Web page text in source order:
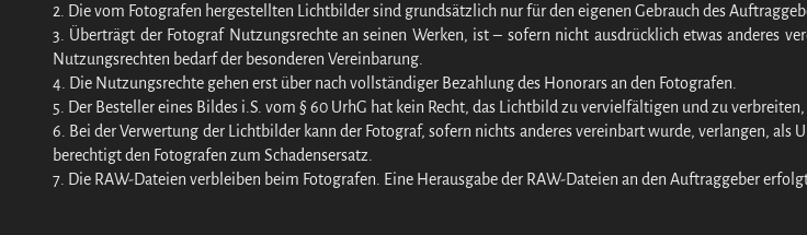
2. Die vom Fotografen hergestellten Lichtbilder sind grundsätzlich nur für den eigenen Gebrauch des
3. Überträgt der Fotograf Nutzungsrechte an seinen Werken, ist – sofern nicht ausdrücklich etwas anderes
Nutzungsrechten bedarf der besonderen Vereinbarung.
4. Die Nutzungsrechte gehen erst über nach vollständiger Bezahlung des Honorars an den Fotografen.
5. Der Besteller eines Bildes i.S. vom § 60 UrhG hat kein Recht, das Lichtbild zu vervielfältigen und zu
6. Bei der Verwertung der Lichtbilder kann der Fotograf, sofern nichts anderes vereinbart wurde, verlangen,
berechtigt den Fotografen zum Schadensersatz.
7. Die RAW-Dateien verbleiben beim Fotografen. Eine Herausgabe der RAW-Dateien an den Auftraggeber